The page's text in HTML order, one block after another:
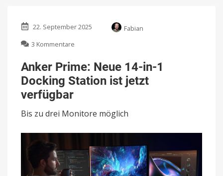
22. September 2025
Fabian
3 Kommentare
Prime:
Neue
14-
Docking
Station
verfügbar
Anker Prime: Neue 14-in-1
Docking Station ist jetzt
verfügbar
Bis zu drei Monitore möglich